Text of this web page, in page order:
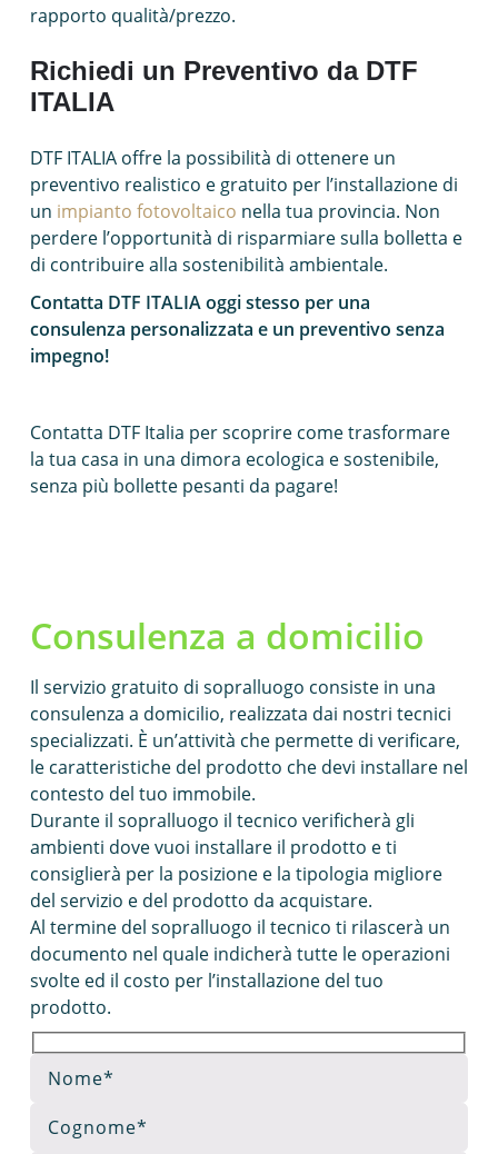
rapporto qualità/prezzo.
Richiedi un Preventivo da DTF
ITALIA
DTF ITALIA offre la possibilità di ottenere un
preventivo realistico e gratuito per l’installazione di
un impianto fotovoltaico nella tua provincia. Non
perdere l’opportunità di risparmiare sulla bolletta e
di contribuire alla sostenibilità ambientale.
Contatta DTF ITALIA oggi stesso per una
consulenza personalizzata e un preventivo senza
impegno!
Contatta DTF Italia per scoprire come trasformare
la tua casa in una dimora ecologica e sostenibile,
senza più bollette pesanti da pagare!
Consulenza a domicilio
Il servizio gratuito di sopralluogo consiste in una
consulenza a domicilio, realizzata dai nostri tecnici
specializzati. È un’attività che permette di verificare,
le caratteristiche del prodotto che devi installare nel
contesto del tuo immobile.
Durante il sopralluogo il tecnico verificherà gli
ambienti dove vuoi installare il prodotto e ti
consiglierà per la posizione e la tipologia migliore
del servizio e del prodotto da acquistare.
Al termine del sopralluogo il tecnico ti rilascerà un
documento nel quale indicherà tutte le operazioni
svolte ed il costo per l’installazione del tuo
prodotto.